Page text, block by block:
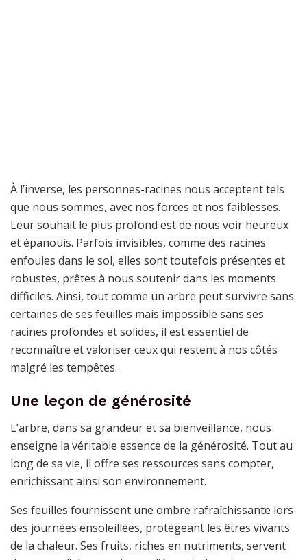
À l’inverse, les personnes-racines nous acceptent tels
que nous sommes, avec nos forces et nos faiblesses.
Leur souhait le plus profond est de nous voir heureux
et épanouis. Parfois invisibles, comme des racines
enfouies dans le sol, elles sont toutefois présentes et
robustes, prêtes à nous soutenir dans les moments
difficiles. Ainsi, tout comme un arbre peut survivre sans
certaines de ses feuilles mais impossible sans ses
racines profondes et solides, il est essentiel de
reconnaître et valoriser ceux qui restent à nos côtés
malgré les tempêtes.
Une leçon de générosité
L’arbre, dans sa grandeur et sa bienveillance, nous
enseigne la véritable essence de la générosité. Tout au
long de sa vie, il offre ses ressources sans compter,
enrichissant ainsi son environnement.
Ses feuilles fournissent une ombre rafraîchissante lors
des journées ensoleillées, protégeant les êtres vivants
de la chaleur. Ses fruits, riches en nutriments, servent